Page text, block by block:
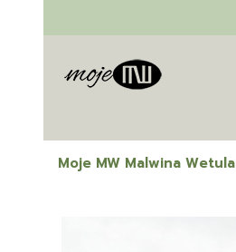
Moje MW Malwina Wetula